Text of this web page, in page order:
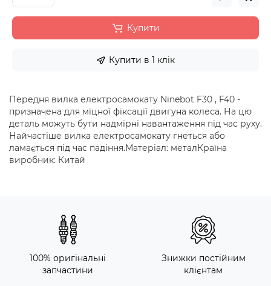
Купити
Купити в 1 клік
Передня вилка електросамокату Ninebot F30 , F40 -
призначена для міцної фіксації двигуна колеса. На цю
деталь можуть бути надмірні навантаження під час руху.
Найчастіше вилка електросамокату гнеться або
ламається під час падіння.Матеріал: металКраїна
виробник: Китай
100% оригінальні
запчастини
Знижки постійним
клієнтам